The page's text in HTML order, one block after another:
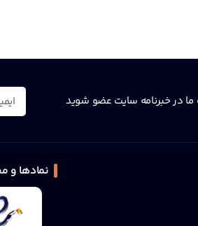
ما در خبرنامه سایت عضو شوید
نمادها و